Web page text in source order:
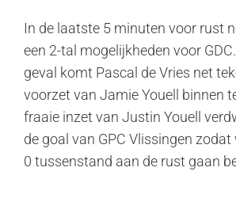
In de laatste 5 minuten voor rust
een 2-tal mogelijkheden voor
geval komt Pascal de Vries net
voorzet van Jamie Youell binnen
fraaie inzet van Justin Youell
de goal van GPC Vlissingen
0 tussenstand aan de rust gaan